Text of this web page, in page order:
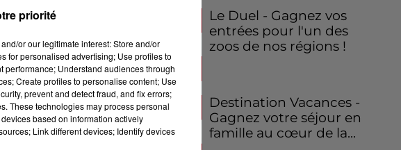
Le Duel - Gagnez vos
entrées pour l'un des
zoos de nos régions !
Destination Vacances -
Gagnez votre séjour en
famille au cœur de la...
priorité
or our legitimate interest: Store and/or
for personalised advertising; Use profiles to
Understand audiences through
Create profiles to personalise content; Use
prevent and detect fraud, and fix errors;
These technologies may process personal
based on information actively
Link different devices; Identify devices